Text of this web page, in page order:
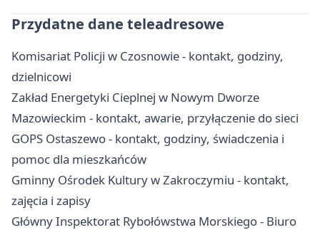
Przydatne dane teleadresowe
Komisariat Policji w Czosnowie - kontakt, godziny,
dzielnicowi
Zakład Energetyki Cieplnej w Nowym Dworze
Mazowieckim - kontakt, awarie, przyłączenie do sieci
GOPS Ostaszewo - kontakt, godziny, świadczenia i
pomoc dla mieszkańców
Gminny Ośrodek Kultury w Zakroczymiu - kontakt,
zajęcia i zapisy
Główny Inspektorat Rybołówstwa Morskiego - Biuro